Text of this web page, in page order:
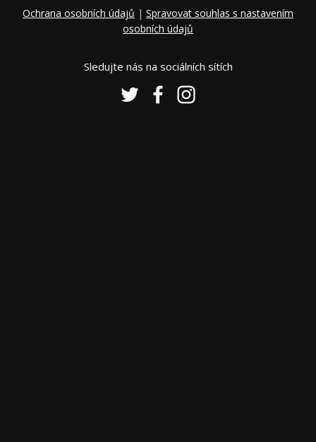
Ochrana osobních údajů | Spravovat souhlas s nastavením
osobních údajů
Sledujte nás na sociálních sítích